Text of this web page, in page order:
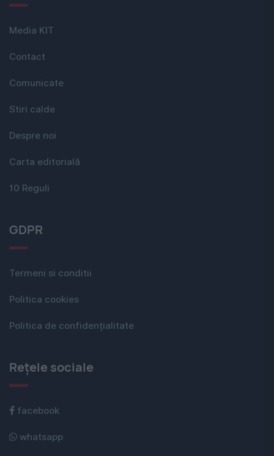
Media KIT
Contact
Comunicate
Stiri calde
Despre noi
Carta editorială
10 Reguli
GDPR
Termeni si conditii
Politica cookies
Politica de confidențialitate
Rețele sociale
facebook
whatsapp